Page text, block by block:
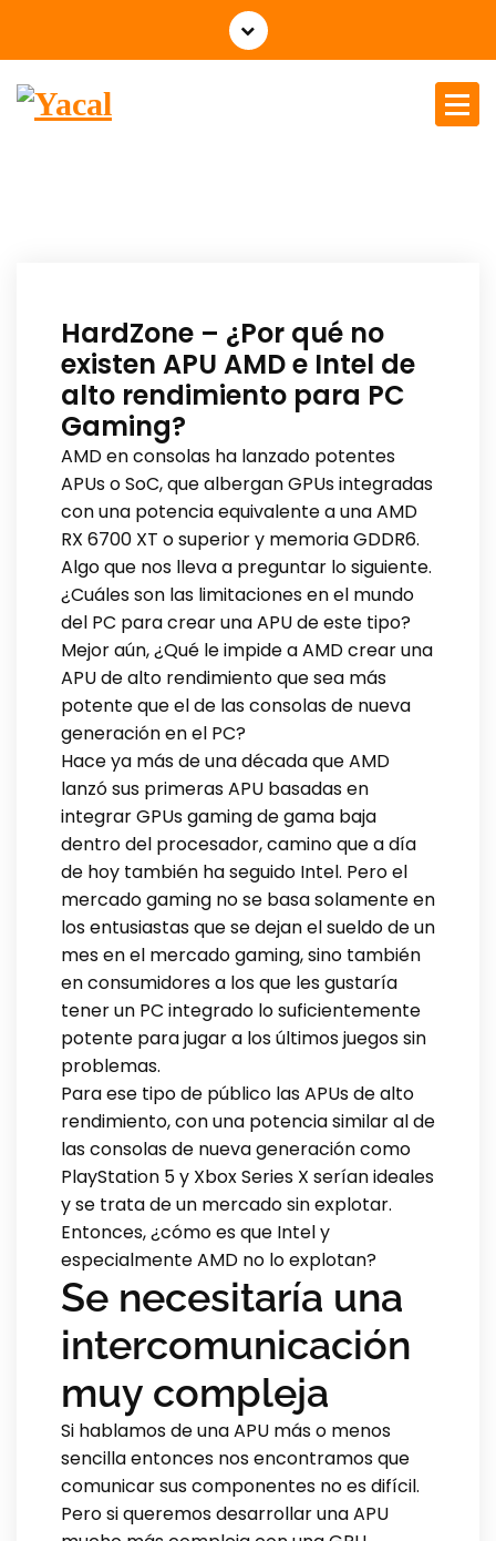
HardZone – ¿Por qué no
existen APU AMD e Intel de
alto rendimiento para PC
Gaming?
AMD en consolas ha lanzado potentes
APUs o SoC, que albergan GPUs integradas
con una potencia equivalente a una AMD
RX 6700 XT o superior y memoria GDDR6.
Algo que nos lleva a preguntar lo siguiente.
¿Cuáles son las limitaciones en el mundo
del PC para crear una APU de este tipo?
Mejor aún, ¿Qué le impide a AMD crear una
APU de alto rendimiento que sea más
potente que el de las consolas de nueva
generación en el PC?
Hace ya más de una década que AMD
lanzó sus primeras APU basadas en
integrar GPUs gaming de gama baja
dentro del procesador, camino que a día
de hoy también ha seguido Intel. Pero el
mercado gaming no se basa solamente en
los entusiastas que se dejan el sueldo de un
mes en el mercado gaming, sino también
en consumidores a los que les gustaría
tener un PC integrado lo suficientemente
potente para jugar a los últimos juegos sin
problemas.
Para ese tipo de público las APUs de alto
rendimiento, con una potencia similar al de
las consolas de nueva generación como
PlayStation 5 y Xbox Series X serían ideales
y se trata de un mercado sin explotar.
Entonces, ¿cómo es que Intel y
especialmente AMD no lo explotan?
Se necesitaría una
intercomunicación
muy compleja
Si hablamos de una APU más o menos
sencilla entonces nos encontramos que
comunicar sus componentes no es difícil.
Pero si queremos desarrollar una APU